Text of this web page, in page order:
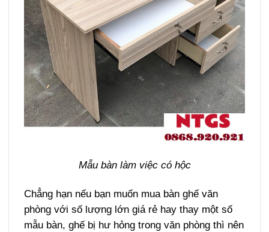
Mẫu bàn làm việc có hộc
Chẳng hạn nếu bạn muốn mua bàn ghế văn
phòng với số lượng lớn giá rẻ hay thay một số
mẫu bàn, ghế bị hư hỏng trong văn phòng thì nên